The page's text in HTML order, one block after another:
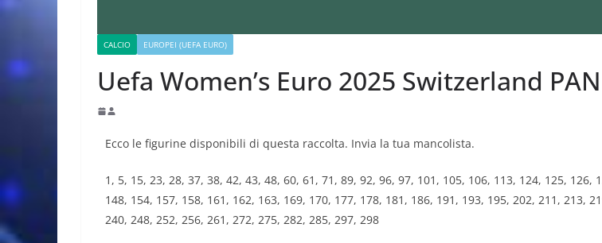
CALCIO EUROPEI (UEFA EURO)
Uefa Women’s Euro 2025 Switzerland
Ecco le figurine disponibili di questa raccolta. Invia la tua mancolista.
1, 5, 15, 23, 28, 37, 38, 42, 43, 48, 60, 61, 71, 89, 92, 96, 97, 101, 105, 106, 113, 124, 125, 126,
148, 154, 157, 158, 161, 162, 163, 169, 170, 177, 178, 181, 186, 191, 193, 195, 202, 211, 213,
240, 248, 252, 256, 261, 272, 275, 282, 285, 297, 298